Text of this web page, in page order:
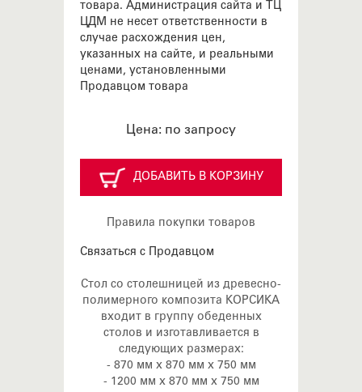
товара. Администрация сайта и ТЦ
ЦДМ не несет ответственности в
случае расхождения цен,
указанных на сайте, и реальными
ценами, установленными
Продавцом товара
Цена: по запросу
ДОБАВИТЬ В КОРЗИНУ
Правила покупки товаров
Связаться с Продавцом
Стол со столешницей из древесно-
полимерного композита КОРСИКА
входит в группу обеденных
столов и изготавливается в
следующих размерах:
- 870 мм х 870 мм х 750 мм
- 1200 мм х 870 мм х 750 мм